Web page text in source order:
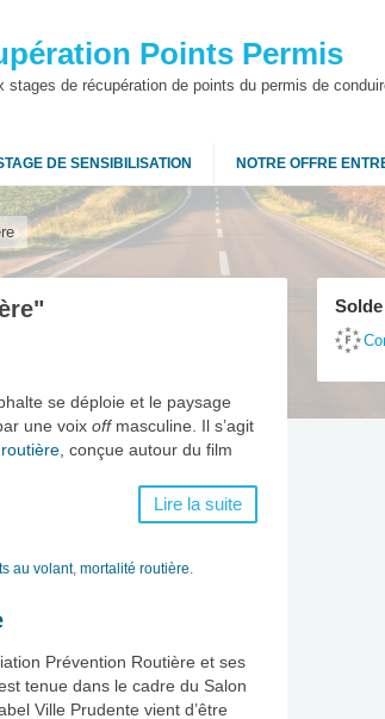
Points Permis
stages de récupération de points du permis de
DE SENSIBILISATION NOTRE OFFRE
"
se déploie et le paysage
une voix offmasculine. Il s’agit
, conçue autour du film
Lire la suite
au volant, mortalité routière.
Prévention Routière et ses
tenue dans le cadre du Salon
Ville Prudente vient d’être